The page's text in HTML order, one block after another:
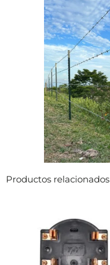
Productos relacionados